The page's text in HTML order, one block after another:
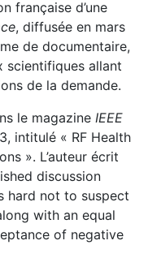
française d’une
, diffusée en mars
de documentaire,
scientifiques allant
de la demande.
le magazine IEEE
intitulé « RF Health
». L’auteur écrit
discussion
hard not to suspect
with an equal
of negative